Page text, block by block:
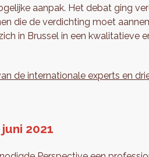
aanpak. Het debat ging
die de verdichting moet
in Brussel in een kwalitatieve
de internationale experts en
2021